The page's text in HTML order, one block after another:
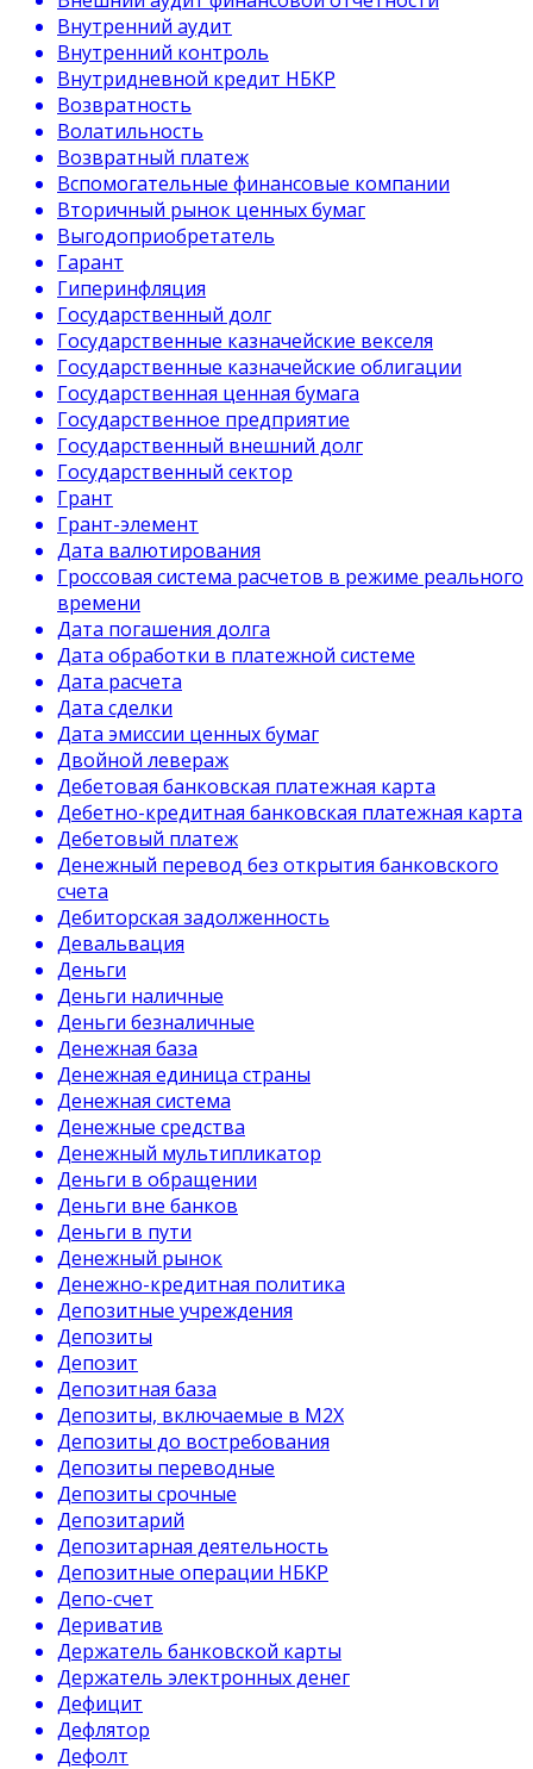
Внутренний аудит
Внутренний контроль
Внутридневной кредит НБКР
Возвратность
Волатильность
Возвратный платеж
Вспомогательные финансовые компании
Вторичный рынок ценных бумаг
Выгодоприобретатель
Гарант
Гиперинфляция
Государственный долг
Государственные казначейские векселя
Государственные казначейские облигации
Государственная ценная бумага
Государственное предприятие
Государственный внешний долг
Государственный сектор
Грант
Грант-элемент
Дата валютирования
Гроссовая система расчетов в режиме реального
времени
Дата погашения долга
Дата обработки в платежной системе
Дата расчета
Дата сделки
Дата эмиссии ценных бумаг
Двойной левераж
Дебетовая банковская платежная карта
Дебетно-кредитная банковская платежная карта
Дебетовый платеж
Денежный перевод без открытия банковского
счета
Дебиторская задолженность
Девальвация
Деньги
Деньги наличные
Деньги безналичные
Денежная база
Денежная единица страны
Денежная система
Денежные средства
Денежный мультипликатор
Деньги в обращении
Деньги вне банков
Деньги в пути
Денежный рынок
Денежно-кредитная политика
Депозитные учреждения
Депозиты
Депозит
Депозитная база
Депозиты, включаемые в М2Х
Депозиты до востребования
Депозиты переводные
Депозиты срочные
Депозитарий
Депозитарная деятельность
Депозитные операции НБКР
Депо-счет
Дериватив
Держатель банковской карты
Держатель электронных денег
Дефицит
Дефлятор
Дефолт